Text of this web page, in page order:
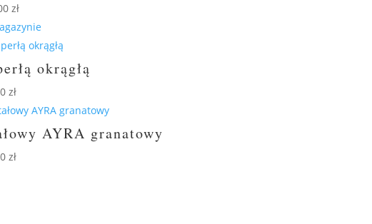
zł
okrągłą
zł
AYRA granatowy
zł